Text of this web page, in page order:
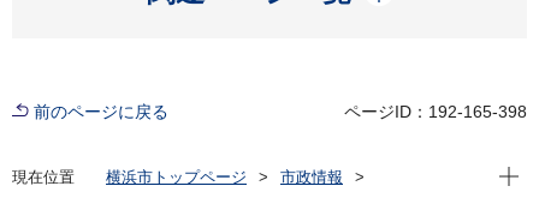
前のページに戻る ページID：192-165-398
現在位置 横浜市トップページ
市政情報
現在